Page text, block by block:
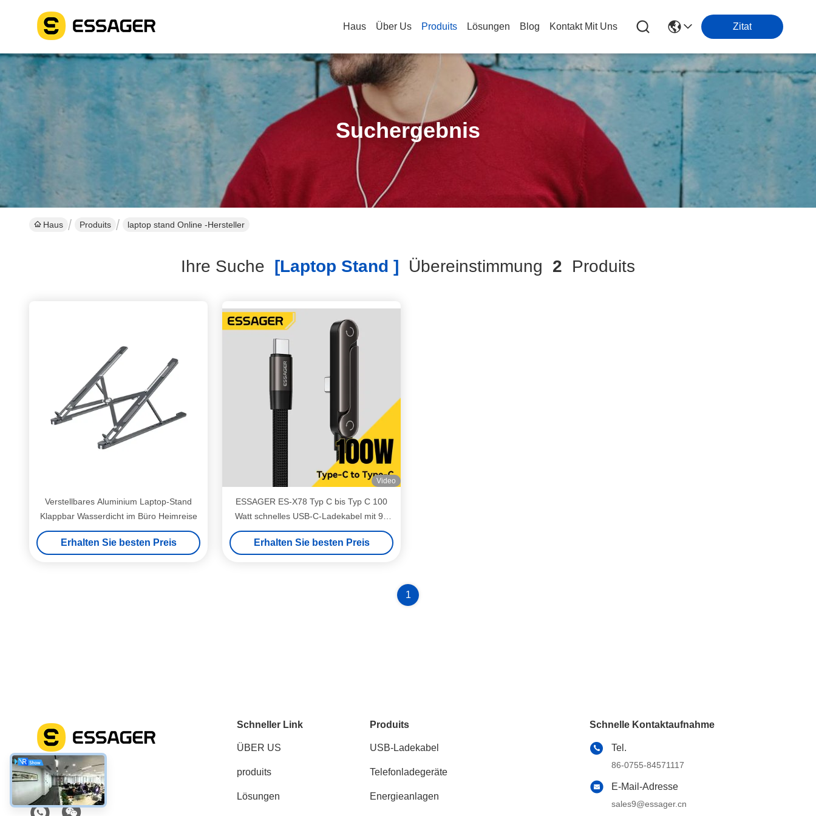
Haus Über Us Produits Lösungen Blog Kontakt Mit Uns Zitat
Suchergebnis
Haus Produits laptop stand Online -Hersteller
Ihre Suche [laptop Stand ] Übereinstimmung 2 Produits
Verstellbares Aluminium Laptop-Stand
Klappbar Wasserdicht im Büro Heimreise
Erhalten Sie besten Preis
Video
ESSAGER ES-X78 Typ C bis Typ C 100
Watt schnelles USB-C-Ladekabel mit 90
Grad flachem Stand
Erhalten Sie besten Preis
1
Soziale Medien
Schneller Link
ÜBER US
produits
Lösungen
Produits
USB-Ladekabel
Telefonladegeräte
Energieanlagen
Schnelle Kontaktaufnahme
Tel.
86-0755-84571117
E-Mail-Adresse
sales9@essager.cn